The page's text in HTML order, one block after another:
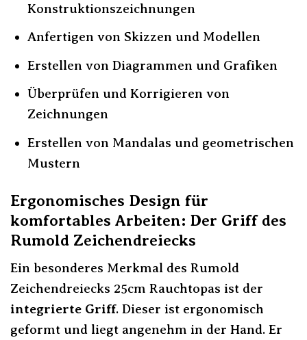
Konstruktionszeichnungen
Anfertigen von Skizzen und Modellen
Erstellen von Diagrammen und Grafiken
Überprüfen und Korrigieren von
Zeichnungen
Erstellen von Mandalas und geometrischen
Mustern
Ergonomisches Design für
komfortables Arbeiten: Der Griff des
Rumold Zeichendreiecks
Ein besonderes Merkmal des Rumold
Zeichendreiecks 25cm Rauchtopas ist der
integrierte Griff. Dieser ist ergonomisch
geformt und liegt angenehm in der Hand. Er